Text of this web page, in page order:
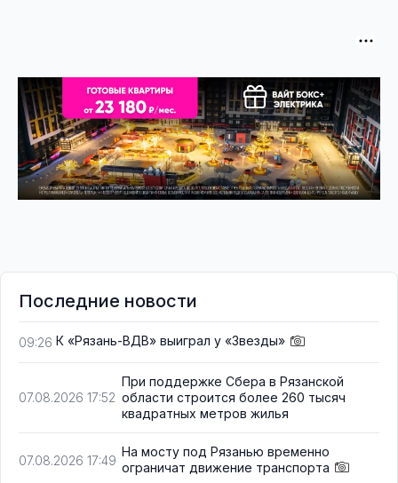
Последние новости
09:26 К «Рязань-ВДВ» выиграл у «Звезды»
07.08.2026 17:52
При поддержке Сбера в Рязанской
области строится более 260 тысяч
квадратных метров жилья
07.08.2026 17:49
На мосту под Рязанью временно
ограничат движение транспорта